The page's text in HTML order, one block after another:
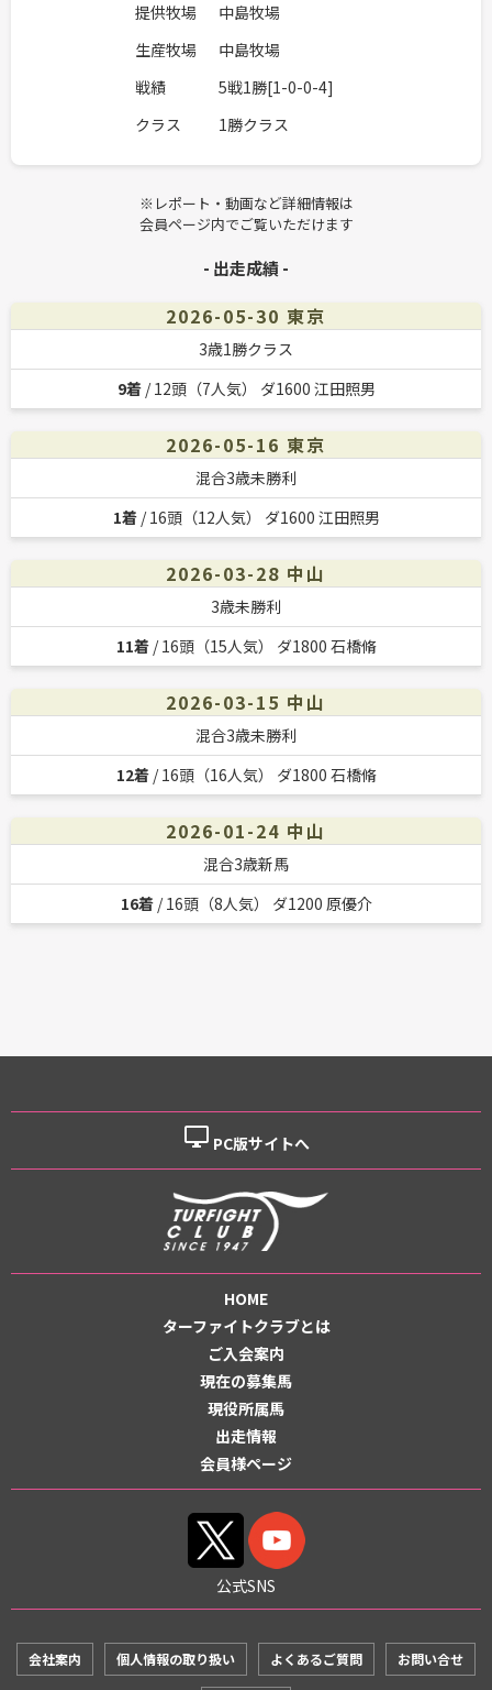
提供牧場
中島牧場
生産牧場
中島牧場
戦績
5戦1勝[1-0-0-4]
クラス
1勝クラス
※レポート・動画など詳細情報は
会員ページ内でご覧いただけます
- 出走成績 -
2026-05-30 東京
3歳1勝クラス
9着/ 12頭（7人気） ダ1600 江田照男
2026-05-16 東京
混合3歳未勝利
1着/ 16頭（12人気） ダ1600 江田照男
2026-03-28 中山
3歳未勝利
11着/ 16頭（15人気） ダ1800 石橋脩
2026-03-15 中山
混合3歳未勝利
12着/ 16頭（16人気） ダ1800 石橋脩
2026-01-24 中山
混合3歳新馬
16着/ 16頭（8人気） ダ1200 原優介
desktop_windows PC版サイトへ
HOME
ターファイトクラブとは
ご入会案内
現在の募集馬
現役所属馬
出走情報
会員様ページ
公式SNS
会社案内 個人情報の取り扱い よくあるご質問 お問い合せ